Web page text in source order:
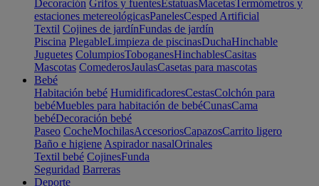
Decoración Grifos y fuentesEstatuasMacetasTermómetros y
estaciones metereológicasPanelesCesped Artificial
Textil Cojines de jardínFundas de jardín
Piscina PlegableLimpieza de piscinasDuchaHinchable
Juguetes ColumpiosToboganesHinchablesCasitas
Mascotas ComederosJaulasCasetas para mascotas
Bebé
Habitación bebé HumidificadoresCestasColchón para
bebéMuebles para habitación de bebéCunasCama
bebéDecoración bebé
Paseo CocheMochilasAccesoriosCapazosCarrito ligero
Baño e higiene Aspirador nasalOrinales
Textil bebé CojinesFunda
Seguridad Barreras
Deporte